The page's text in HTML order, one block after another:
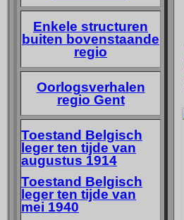
Enkele structuren
buiten bovenstaande
regio
Oorlogsverhalen
regio Gent
Toestand Belgisch
leger ten tijde van
augustus 1914
Toestand Belgisch
leger ten tijde van
mei 1940